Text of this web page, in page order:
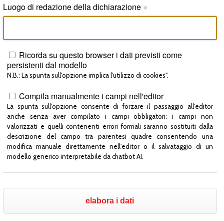
Luogo di redazione della dichiarazione ●
Ricorda su questo browser i dati previsti come
persistenti dal modello
N.B.: La spunta sull'opzione implica l'utilizzo di cookies".
Compila manualmente i campi nell'editor
La spunta sull'opzione consente di forzare il passaggio all'editor
anche senza aver compilato i campi obbligatori: i campi non
valorizzati e quelli contenenti errori formali saranno sostituiti dalla
descrizione del campo tra parentesi quadre consentendo una
modifica manuale direttamente nell'editor o il salvataggio di un
modello generico interpretabile da chatbot AI.